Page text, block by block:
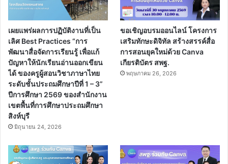
เผยแพร่ผลการปฏิบัติงานที่เป็น
เลิศ Best Practices “การ
พัฒนาสื่อจัดการเรียนรู้ เพื่อแก้
ปัญหาให้นักเรียนอ่านออกเขียน
ได้ ของครูผู้สอนวิชาภาษาไทย
ระดับชั้นประถมศึกษาปีที่ 1 – 3”
ปีการศึกษา 2569 ของสำนักงาน
เขตพื้นที่การศึกษาประถมศึกษา
สิงห์บุรี
มิถุนายน 24, 2026
ขอเชิญอบรมออนไลน์ โครงการ
เสริมทักษะดิจิทัล สร้างสรรค์สื่อ
การสอนยุคใหม่ด้วย Canva
เกียรติบัตร สพฐ.
พฤษภาคม 26, 2026